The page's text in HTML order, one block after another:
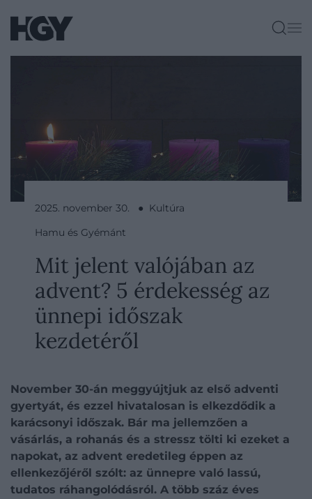
2025. november 30. ● Kultúra
Hamu és Gyémánt
Mit jelent valójában az
advent? 5 érdekesség az
ünnepi időszak
kezdetéről
November 30-án meggyújtjuk az első adventi
gyertyát, és ezzel hivatalosan is elkezdődik a
karácsonyi időszak. Bár ma jellemzően a
vásárlás, a rohanás és a stressz tölti ki ezeket a
napokat, az advent eredetileg éppen az
ellenkezőjéről szólt: az ünnepre való lassú,
tudatos ráhangolódásról. A több száz éves